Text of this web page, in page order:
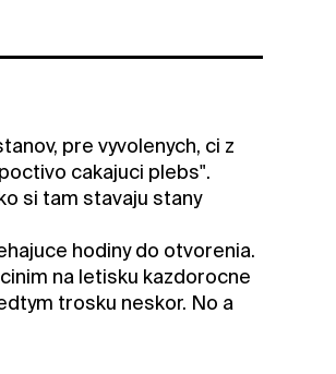
pre vyvolenych, ci z
cakajuci plebs".
si tam stavaju stany
hodiny do otvorenia.
na letisku kazdorocne
trosku neskor. No a